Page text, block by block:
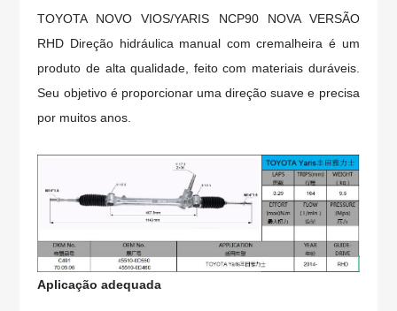
TOYOTA NOVO VIOS/YARIS NCP90 NOVA VERSÃO
RHD Direção hidráulica manual com cremalheira é um
produto de alta qualidade, feito com materiais duráveis.
Seu objetivo é proporcionar uma direção suave e precisa
por muitos anos.
Aplicação adequada